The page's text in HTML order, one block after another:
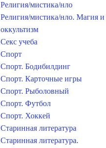
Религия/мистика/нло
Религия/мистика/нло. Магия и
оккультизм
Секс учеба
Спорт
Спорт. Бодибилдинг
Спорт. Карточные игры
Спорт. Рыболовный
Спорт. Футбол
Спорт. Хоккей
Старинная литература
Старинная литература.